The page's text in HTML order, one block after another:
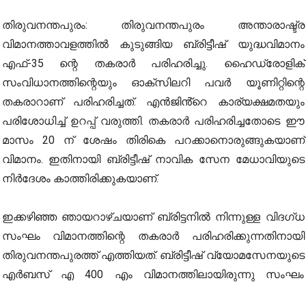
തിരുവനന്തപുരം: തിരുവനന്തപുരം അന്താരാഷ്ട്ര
വിമാനത്താവളത്തില്‍ കുടുങ്ങിയ ബ്രിട്ടീഷ് യുദ്ധവിമാനം
എഫ്-35 ന്റെ തകരാര്‍ പരിഹരിച്ചു. ഹൈഡ്രോളിക്
സംവിധാനത്തിന്റെയും ഓക്‌സിലറി പവര്‍ യൂണിറ്റിന്റെ
തകരാറാണ് പരിഹരിച്ചത്. എൻജിൻ്റെ കാര്യക്ഷമതയും
പരിശോധിച്ച് ഉറപ്പ് വരുത്തി. തകരാര്‍ പരിഹരിച്ചതോടെ ഈ
മാസം 20 ന് ശേഷം തിരികെ പറക്കാനൊരുങ്ങുകയാണ്
വിമാനം. ഇതിനായി ബ്രിട്ടീഷ് നാവിക സേന മേധാവിയുടെ
നിര്‍ദേശം കാത്തിരിക്കുകയാണ്.
ഇക്കഴിഞ്ഞ ഞായറാഴ്ചയാണ് ബ്രിട്ടനില്‍ നിന്നുള്ള വിദഗ്ധ
സംഘം വിമാനത്തിന്റെ തകരാര്‍ പരിഹരിക്കുന്നതിനായി
തിരുവനന്തപുരത്ത് എത്തിയത്. ബ്രിട്ടീഷ് വ്യോമസേനയുടെ
എര്‍ബസ് എ 400 എം വിമാനത്തിലായിരുന്നു സംഘം